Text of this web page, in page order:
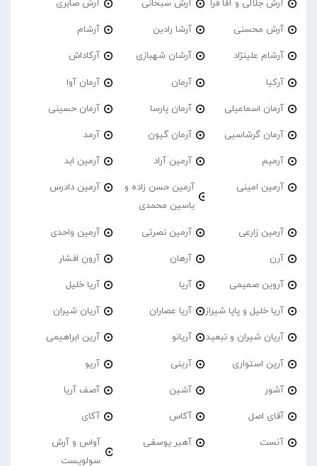
آرش جلالی و آقا فرا آرش سبحانی آرش صابری
آرش محسنی آرشا رادین آرشام
آرشام علینژاد آرشان شهبازی آرکاداش
آرکیا آرمان آرمان آوا
آرمان اسماعیلی آرمان پارسا آرمان حسینی
آرمان گرشاسبی آرمان گیون آرمد
آرمیم آرمین آراد آرمین ابد
آرمین امینی
آرمین حسن زاده و
یاسین محمدی
آرمین دادرس
آرمین زارعی آرمین نصرتی آرمین واحدی
آرن آرهان آرون افشار
آروین صمیمی آریا آریا خلیل
آریا خلیل و پاپا شیراز آریا عصاران آریان شیران
آریان شیران و تبعید آریانو آرین ابراهیمی
آرین استواری آرینی آریو
آشور آشین آصف آریا
آقای اصل آکاس آکای
آنست آهیر یوسفی
آواس و آرش
سولویست